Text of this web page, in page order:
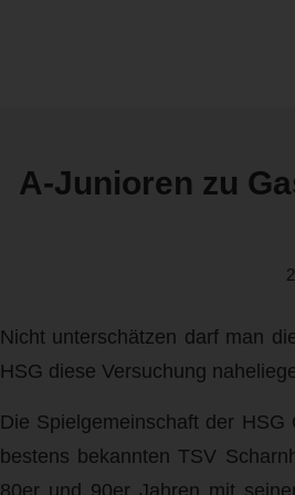
A-Junioren zu
Nicht unterschätzen darf man
HSG diese Versuchung
Die Spielgemeinschaft der
bestens bekannten TSV
80er und 90er Jahren mit